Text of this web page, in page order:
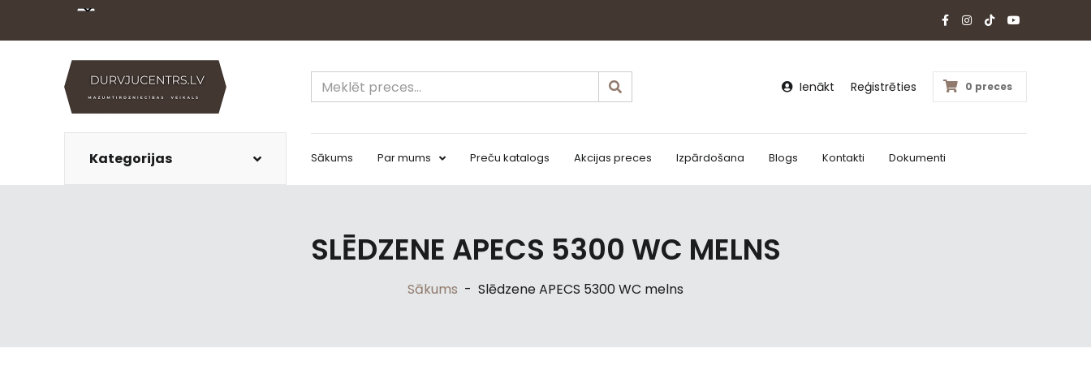
Ienākt Reģistrēties 0 preces
Kategorijas Sākums Par mums Preču katalogs Akcijas preces Izpārdošana Blogs Kontakti Dokumenti
SLĒDZENE APECS 5300 WC MELNS
Sākums - Slēdzene APECS 5300 WC melns